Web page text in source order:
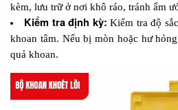
kèm, lưu trữ ở nơi khô ráo, tránh ẩm
Kiểm tra định kỳ: Kiểm tra độ
khoan tâm. Nếu bị mòn hoặc hư
quả khoan.